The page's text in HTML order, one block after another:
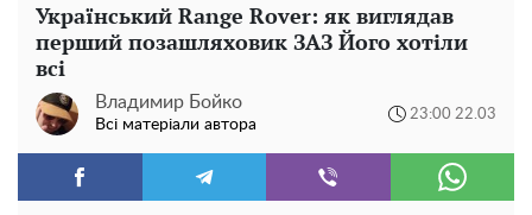
Український Range Rover: як виглядав
перший позашляховик ЗАЗ Його хотіли
всі
Владимир Бойко
Всі матеріали автора
23:00 22.03